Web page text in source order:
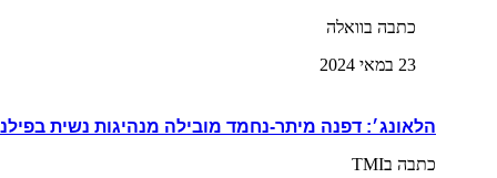
כתבה בוואלה
23 במאי 2024
הלאונג׳: דפנה מיתר-נחמד מובילה מנהיגות נשית
כתבה בTMI